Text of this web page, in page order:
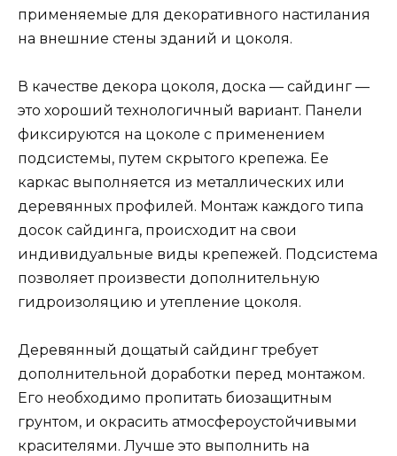
применяемые для декоративного настилания
на внешние стены зданий и цоколя.
В качестве декора цоколя, доска — сайдинг —
это хороший технологичный вариант. Панели
фиксируются на цоколе с применением
подсистемы, путем скрытого крепежа. Ее
каркас выполняется из металлических или
деревянных профилей. Монтаж каждого типа
досок сайдинга, происходит на свои
индивидуальные виды крепежей. Подсистема
позволяет произвести дополнительную
гидроизоляцию и утепление цоколя.
Деревянный дощатый сайдинг требует
дополнительной доработки перед монтажом.
Его необходимо пропитать биозащитным
грунтом, и окрасить атмосфероустойчивыми
красителями. Лучше это выполнить на